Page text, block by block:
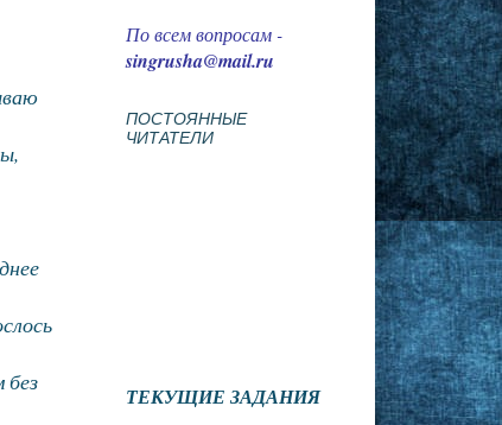
По всем вопросам -
singrusha@mail.ru
ПОСТОЯННЫЕ
ЧИТАТЕЛИ
ТЕКУЩИЕ ЗАДАНИЯ